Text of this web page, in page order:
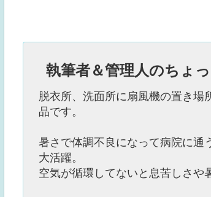
執筆者＆管理人のちょ
脱衣所、洗面所に扇風機の置き場
品です。
暑さで体調不良になって病院に通
大活躍。
空気が循環してないと息苦しさや